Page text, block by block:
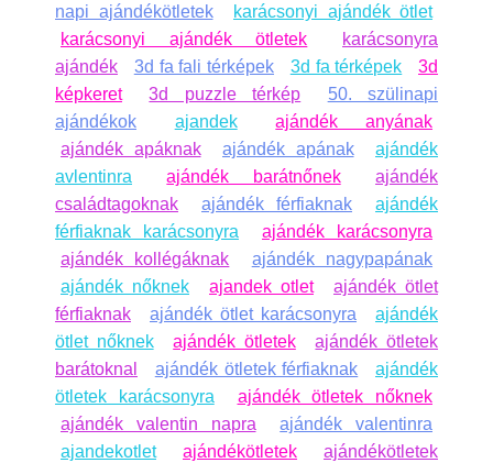
napi ajándékötletek
karácsonyi ajándék ötlet
karácsonyi ajándék ötletek
karácsonyra
ajándék
3d fa fali térképek 3d fa térképek
3d
képkeret
3d puzzle térkép
50. szülinapi
ajándékok
ajandek
ajándék anyának
ajándék apáknak
ajándék apának
ajándék
avlentinra
ajándék barátnőnek
ajándék
családtagoknak
ajándék férfiaknak
ajándék
férfiaknak karácsonyra
ajándék karácsonyra
ajándék kollégáknak
ajándék nagypapának
ajándék nőknek
ajandek otlet
ajándék ötlet
férfiaknak
ajándék ötlet karácsonyra
ajándék
ötlet nőknek
ajándék ötletek
ajándék ötletek
barátoknal
ajándék ötletek férfiaknak
ajándék
ötletek karácsonyra
ajándék ötletek nőknek
ajándék valentin napra
ajándék valentinra
ajandekotlet
ajándékötletek
ajándékötletek